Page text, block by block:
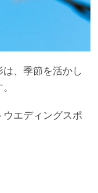
、季節を活かし
エディングスポ